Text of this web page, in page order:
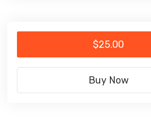
$25.00
Buy Now